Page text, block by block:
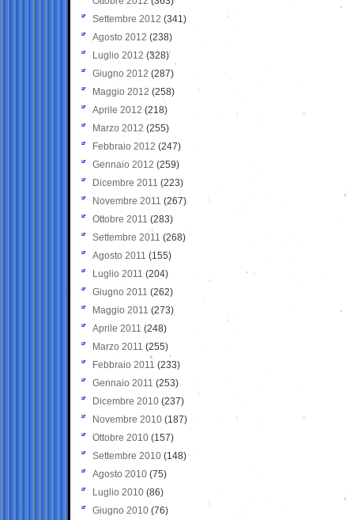
Settembre 2012 (341)
Agosto 2012 (238)
Luglio 2012 (328)
Giugno 2012 (287)
Maggio 2012 (258)
Aprile 2012 (218)
Marzo 2012 (255)
Febbraio 2012 (247)
Gennaio 2012 (259)
Dicembre 2011 (223)
Novembre 2011 (267)
Ottobre 2011 (283)
Settembre 2011 (268)
Agosto 2011 (155)
Luglio 2011 (204)
Giugno 2011 (262)
Maggio 2011 (273)
Aprile 2011 (248)
Marzo 2011 (255)
Febbraio 2011 (233)
Gennaio 2011 (253)
Dicembre 2010 (237)
Novembre 2010 (187)
Ottobre 2010 (157)
Settembre 2010 (148)
Agosto 2010 (75)
Luglio 2010 (86)
Giugno 2010 (76)